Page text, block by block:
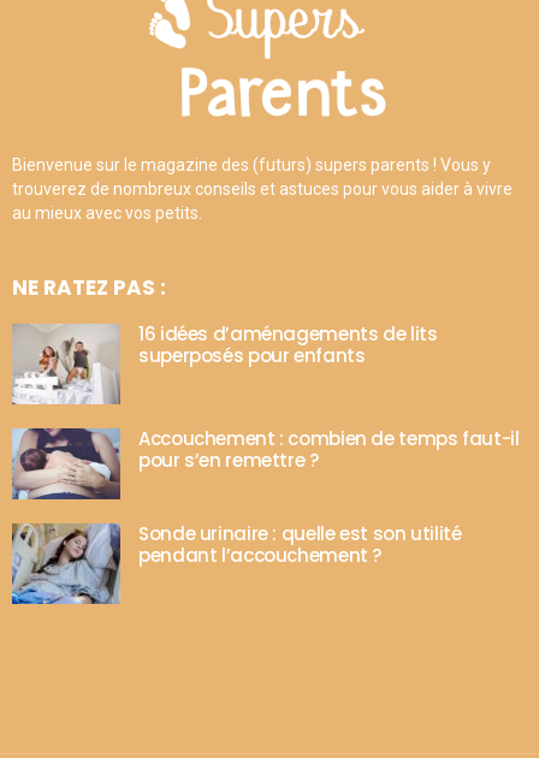
Bienvenue sur le magazine des (futurs) supers parents ! Vous y
trouverez de nombreux conseils et astuces pour vous aider à vivre
au mieux avec vos petits.
NE RATEZ PAS :
16 idées d’aménagements de lits
superposés pour enfants
Accouchement : combien de temps faut-il
pour s’en remettre ?
Sonde urinaire : quelle est son utilité
pendant l’accouchement ?